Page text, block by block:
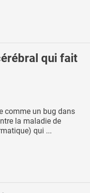
qui fait
comme un bug dans
la maladie de
qui ...